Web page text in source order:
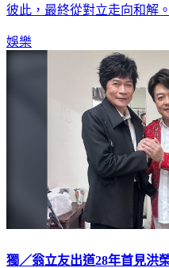
彼此，最終從對立走向和解
娛樂
獨／翁立友出道28年首見